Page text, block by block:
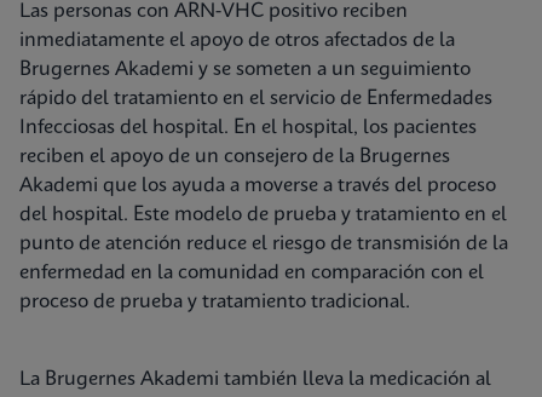
Las personas con ARN-VHC positivo reciben
inmediatamente el apoyo de otros afectados de la
Brugernes Akademi y se someten a un seguimiento
rápido del tratamiento en el servicio de Enfermedades
Infecciosas del hospital. En el hospital, los pacientes
reciben el apoyo de un consejero de la Brugernes
Akademi que los ayuda a moverse a través del proceso
del hospital. Este modelo de prueba y tratamiento en el
punto de atención reduce el riesgo de transmisión de la
enfermedad en la comunidad en comparación con el
proceso de prueba y tratamiento tradicional.
La Brugernes Akademi también lleva la medicación al